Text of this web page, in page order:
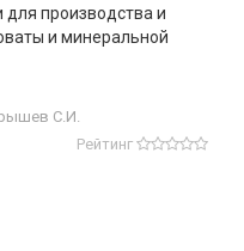
производства и
и минеральной
С.И.
Рейтинг